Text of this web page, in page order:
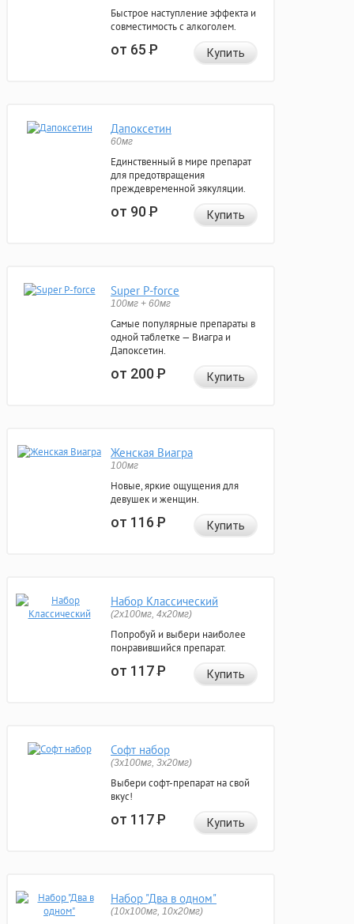
Быстрое наступление эффекта и
совместимость с алкоголем.
от 65Р Купить
Дапоксетин
60мг
Единственный в мире препарат
для предотвращения
преждевременной эякуляции.
от 90Р Купить
Super P-force
100мг + 60мг
Самые популярные препараты в
одной таблетке — Виагра и
Дапоксетин.
от 200Р Купить
Женская Виагра
100мг
Новые, яркие ощущения для
девушек и женщин.
от 116Р Купить
Набор Классический
(2x100мг, 4x20мг)
Попробуй и выбери наиболее
понравившийся препарат.
от 117Р Купить
Софт набор
(3x100мг, 3x20мг)
Выбери софт-препарат на свой
вкус!
от 117Р Купить
Набор "Два в одном"
(10x100мг, 10x20мг)